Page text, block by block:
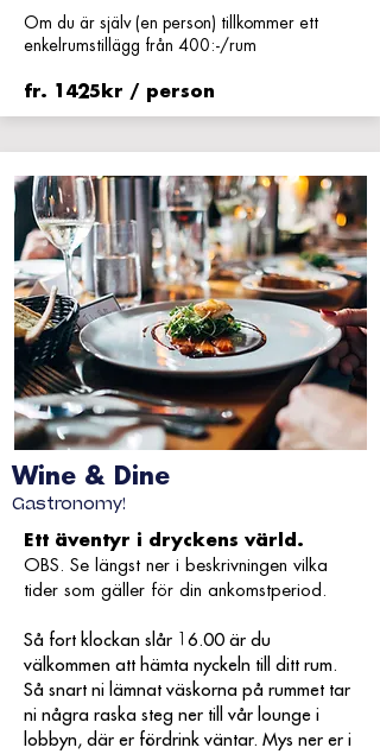
Om du är själv (en person) tillkommer ett
enkelrumstillägg från 400:-/rum
fr. 1425kr / person
Wine & Dine
Gastronomy!
Ett äventyr i dryckens värld.
OBS. Se längst ner i beskrivningen vilka
tider som gäller för din ankomstperiod.
Så fort klockan slår 16.00 är du
välkommen att hämta nyckeln till ditt rum.
Så snart ni lämnat väskorna på rummet tar
ni några raska steg ner till vår lounge i
lobbyn, där er fördrink väntar. Mys ner er i